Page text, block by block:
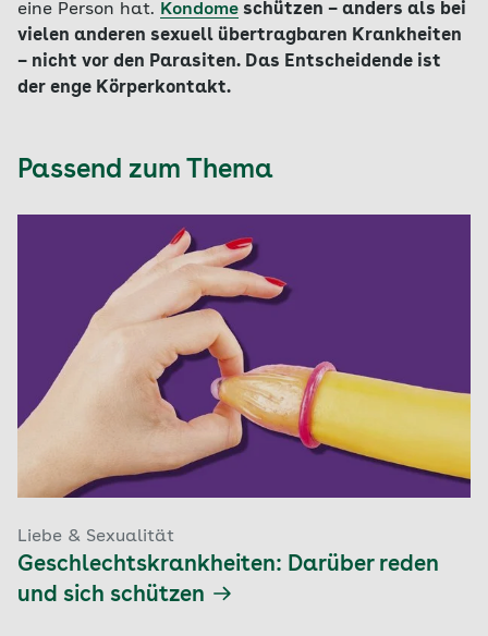
eine Person hat. Kondome schützen – anders als bei
vielen anderen sexuell übertragbaren Krankheiten
– nicht vor den Parasiten. Das Entscheidende ist
der enge Körperkontakt.
Passend zum Thema
Liebe & Sexualität
Geschlechtskrankheiten: Darüber reden
und sich schützen